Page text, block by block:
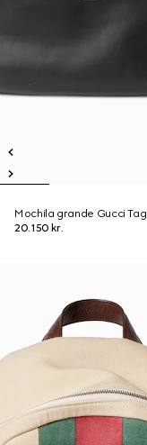
Mochila grande Gucci Tag
20.150 kr.